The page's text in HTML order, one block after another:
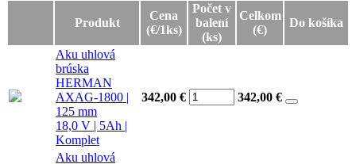
Produkt
Cena
(€/1ks)
Počet v
balení
(ks)
Celkom
(€)
Do košíka
Aku uhlová
brúska
HERMAN
AXAG-1800 |
125 mm
18,0 V | 5Ah |
Komplet
342,00 € 342,00 €
Aku uhlová